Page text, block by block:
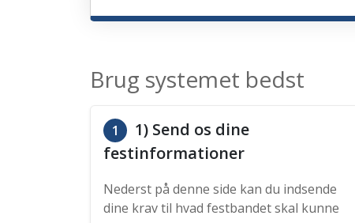
Brug systemet bedst
1
1) Send os dine
festinformationer
Nederst på denne side kan du indsende
dine krav til hvad festbandet skal kunne